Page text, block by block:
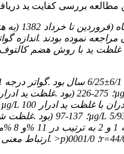
مطالعه بررسی کفایت ید
:100
µg/L 100< وجود داشت .هیچکدام از مادران دارای غلظت ید ادرار کمتر از
µg/L 19 %کمتر از
r؛ 0001/0 (p< .ارتباط معنی